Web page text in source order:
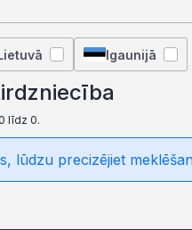
Igaunijā
līdz 0.
lūdzu precizējiet